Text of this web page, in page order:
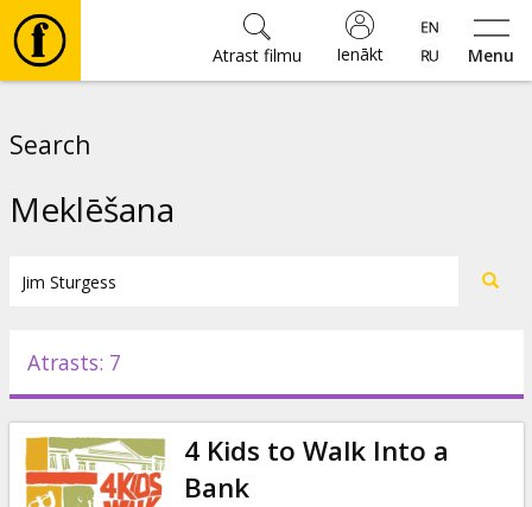
Menu
Ienākt
Atrast filmu
Pasākumi
Ziņas
Search
Meklēšana
Atrasts: 7
4 Kids to Walk Into a
Bank